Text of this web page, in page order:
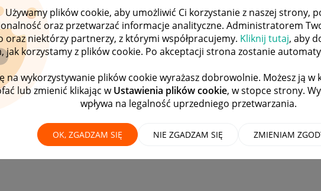
Używamy plików cookie, aby umożliwić Ci korzystanie z naszej strony,
oraz przetwarzać informacje analityczne. Administratorem
oraz niektórzy partnerzy, z którymi współpracujemy. Kliknij tutaj, aby
jak korzystamy z plików cookie. Po akceptacji strona zostanie
na wykorzystywanie plików cookie wyrażasz dobrowolnie. Możesz ją w
lub zmienić klikając wUstawienia plików cookie, w stopce strony.
wpływa na legalność uprzedniego przetwarzania.
OK, ZGADZAM SIĘ NIE ZGADZAM SIĘ ZMIENIAM
1 wizytówkę.